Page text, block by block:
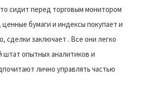
сидит перед торговым монитором
бумаги и индексы покупает и
сделки заключает . Все они легко
штат опытных аналитиков и
лично управлять частью